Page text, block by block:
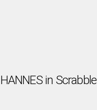
in Scrabble